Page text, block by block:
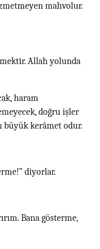
mahvolur.
Allah yolunda
haram
doğru işler
büyük kerâmet odur.
diyorlar.
Bana gösterme,